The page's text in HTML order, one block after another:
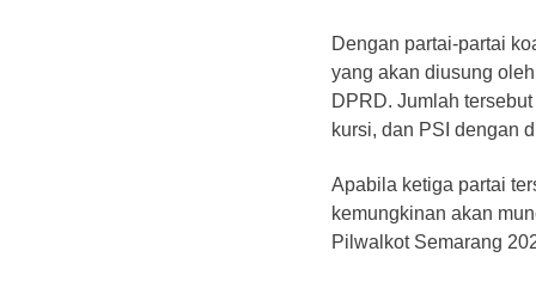
Dengan partai-partai
yang akan diusung
DPRD. Jumlah
kursi, dan PSI dengan
Apabila ketiga partai
kemungkinan akan
Pilwalkot Semarang